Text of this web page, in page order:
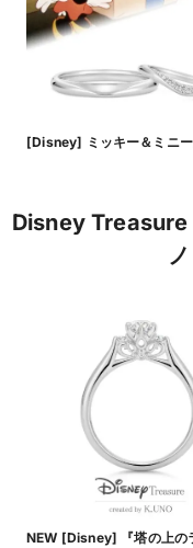
[Disney] ミッキー＆ミニ
Disney
NEW [Disney] 『塔の上の